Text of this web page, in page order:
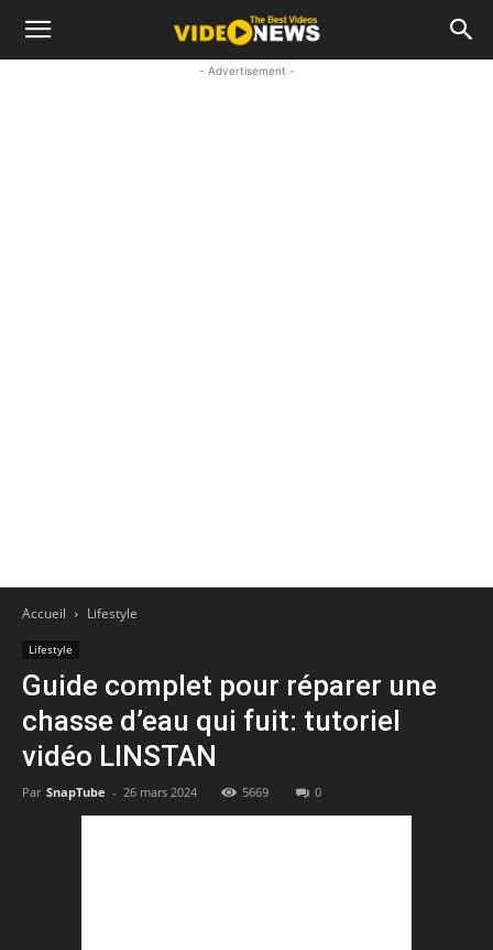
- Advertisement -
Accueil Lifestyle
Lifestyle
Guide complet pour réparer une
chasse d’eau qui fuit: tutoriel
vidéo LINSTAN
Par SnapTube - 26 mars 2024 5669 0